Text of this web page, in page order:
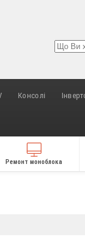
Консолі
Ремонт моноблока